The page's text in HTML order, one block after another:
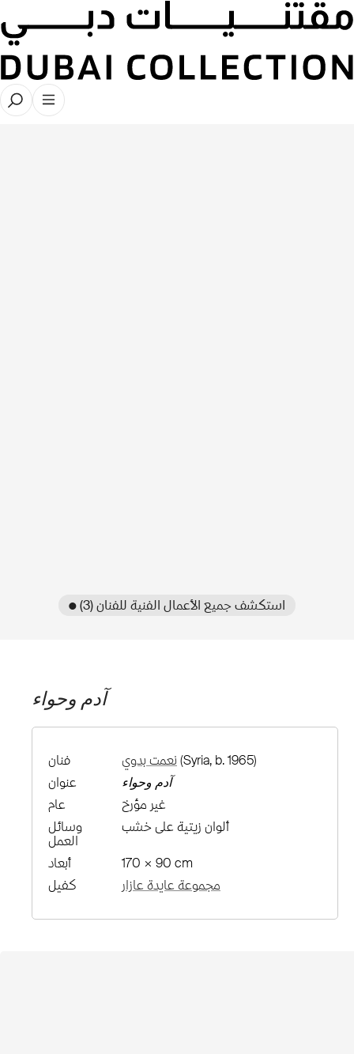
● استكشف جميع الأعمال الفنية للفنان (3)
آدم وحواء
فنان نعمت بدوي (Syria, b. 1965)
عنوان
آدم وحواء
عام
غير مؤرخ
وسائل
العمل
ألوان زيتية على خشب
أبعاد
170 × 90 cm
كفيل
مجموعة عايدة عازار